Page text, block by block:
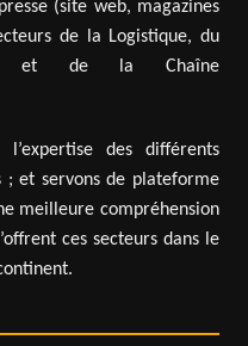
(site web, magazines
de la Logistique, du
et de la Chaîne
des différents
; et servons de plateforme
meilleure compréhension
ces secteurs dans le